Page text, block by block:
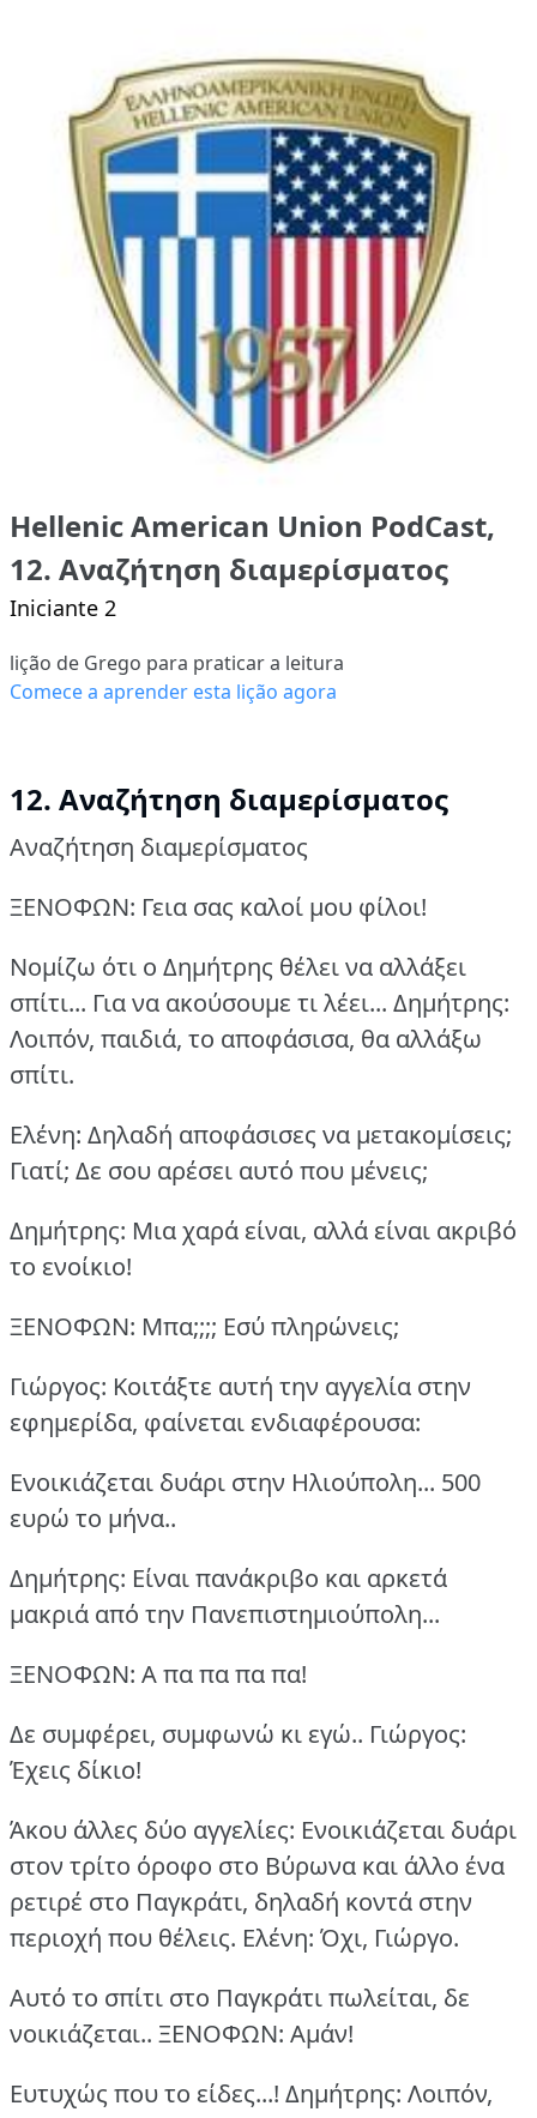
Hellenic American Union PodCast,
12. Αναζήτηση διαμερίσματος
Iniciante 2
lição de Grego para praticar a leitura
Comece a aprender esta lição agora
12. Αναζήτηση διαμερίσματος
Αναζήτηση διαμερίσματος
ΞΕΝΟΦΩΝ: Γεια σας καλοί μου φίλοι!
Νομίζω ότι ο Δημήτρης θέλει να αλλάξει
σπίτι... Για να ακούσουμε τι λέει... Δημήτρης:
Λοιπόν, παιδιά, το αποφάσισα, θα αλλάξω
σπίτι.
Ελένη: Δηλαδή αποφάσισες να μετακομίσεις;
Γιατί; Δε σου αρέσει αυτό που μένεις;
Δημήτρης: Μια χαρά είναι, αλλά είναι ακριβό
το ενοίκιο!
ΞΕΝΟΦΩΝ: Μπα;;;; Εσύ πληρώνεις;
Γιώργος: Κοιτάξτε αυτή την αγγελία στην
εφημερίδα, φαίνεται ενδιαφέρουσα:
Ενοικιάζεται δυάρι στην Ηλιούπολη... 500
ευρώ το μήνα..
Δημήτρης: Είναι πανάκριβο και αρκετά
μακριά από την Πανεπιστημιούπολη...
ΞΕΝΟΦΩΝ: Α πα πα πα πα!
Δε συμφέρει, συμφωνώ κι εγώ.. Γιώργος:
Έχεις δίκιο!
Άκου άλλες δύο αγγελίες: Ενοικιάζεται δυάρι
στον τρίτο όροφο στο Βύρωνα και άλλο ένα
ρετιρέ στο Παγκράτι, δηλαδή κοντά στην
περιοχή που θέλεις. Ελένη: Όχι, Γιώργο.
Αυτό το σπίτι στο Παγκράτι πωλείται, δε
νοικιάζεται.. ΞΕΝΟΦΩΝ: Αμάν!
Ευτυχώς που το είδες...! Δημήτρης: Λοιπόν,